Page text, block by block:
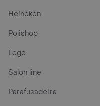
Heineken
Polishop
Lego
Salon line
Parafusadeira